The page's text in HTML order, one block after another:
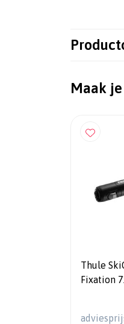
Maak
Thule
Fixation